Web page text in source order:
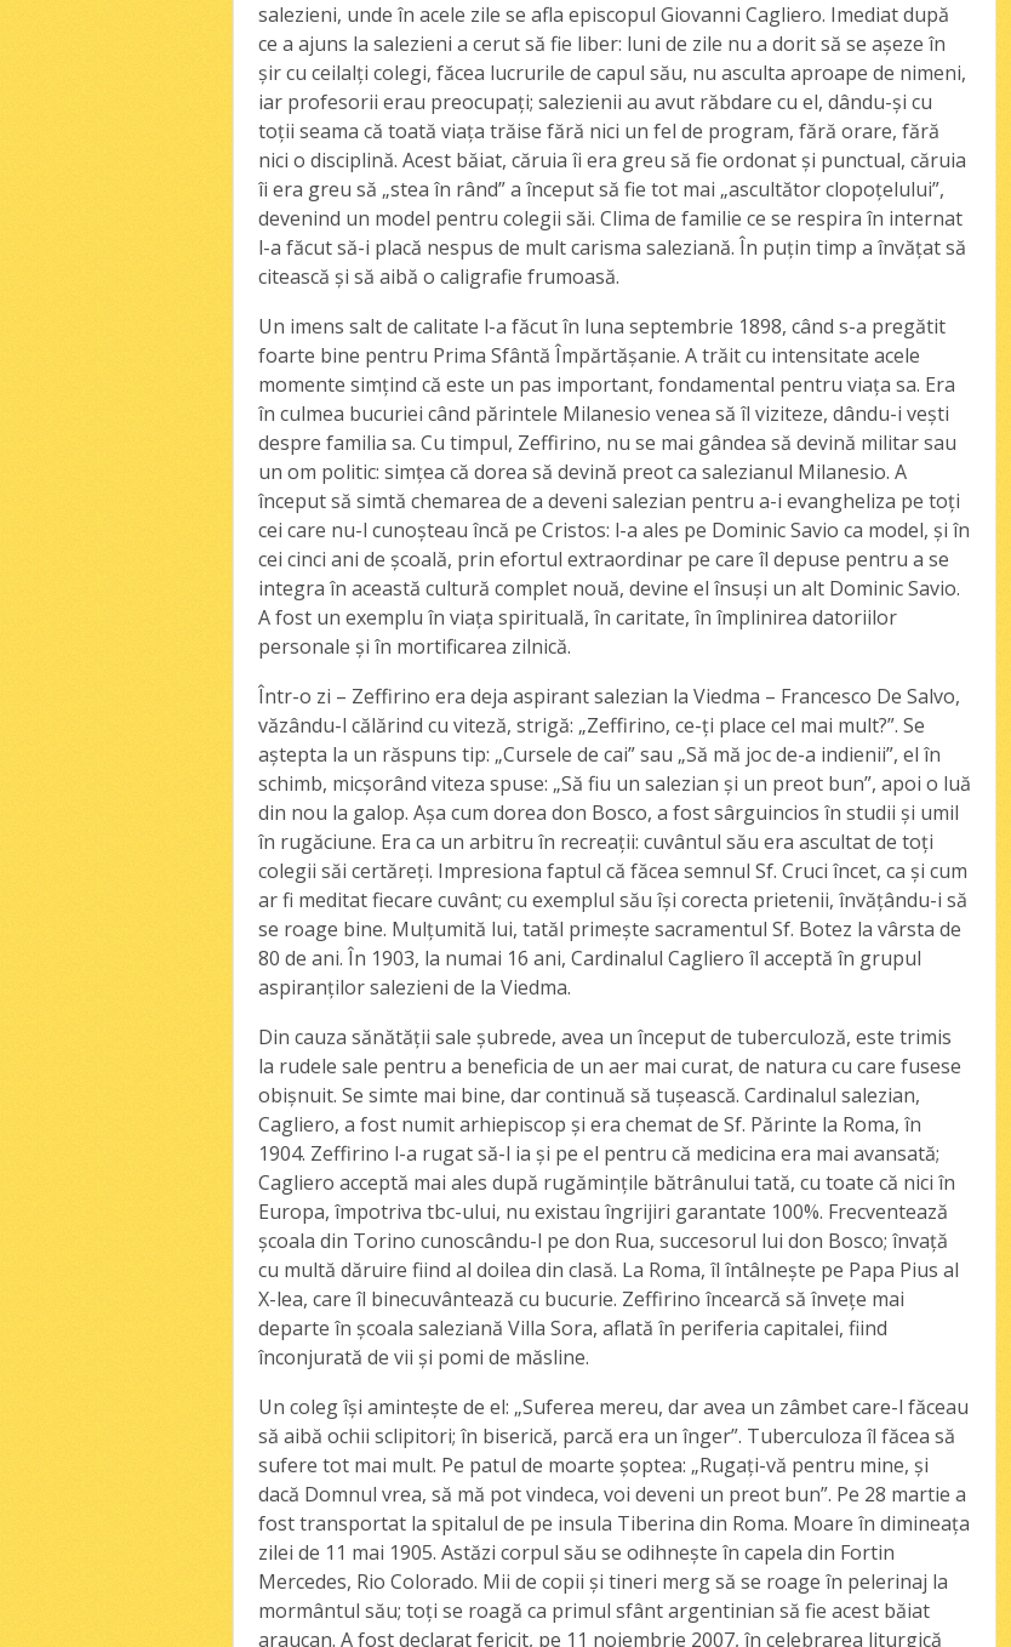
salezieni, unde în acele zile se afla episcopul Giovanni Cagliero. Imediat după
ce a ajuns la salezieni a cerut să fie liber: luni de zile nu a dorit să se aşeze în
şir cu ceilalţi colegi, făcea lucrurile de capul său, nu asculta aproape de nimeni,
iar profesorii erau preocupaţi; salezienii au avut răbdare cu el, dându-şi cu
toţii seama că toată viaţa trăise fără nici un fel de program, fără orare, fără
nici o disciplină. Acest băiat, căruia îi era greu să fie ordonat şi punctual, căruia
îi era greu să „stea în rând” a început să fie tot mai „ascultător clopoţelului”,
devenind un model pentru colegii săi. Clima de familie ce se respira în internat
l-a făcut să-i placă nespus de mult carisma saleziană. În puţin timp a învăţat să
citească şi să aibă o caligrafie frumoasă.
Un imens salt de calitate l-a făcut în luna septembrie 1898, când s-a pregătit
foarte bine pentru Prima Sfântă Împărtăşanie. A trăit cu intensitate acele
momente simţind că este un pas important, fondamental pentru viaţa sa. Era
în culmea bucuriei când părintele Milanesio venea să îl viziteze, dându-i veşti
despre familia sa. Cu timpul, Zeffirino, nu se mai gândea să devină militar sau
un om politic: simţea că dorea să devină preot ca salezianul Milanesio. A
început să simtă chemarea de a deveni salezian pentru a-i evangheliza pe toţi
cei care nu-l cunoşteau încă pe Cristos: l-a ales pe Dominic Savio ca model, şi în
cei cinci ani de şcoală, prin efortul extraordinar pe care îl depuse pentru a se
integra în această cultură complet nouă, devine el însuşi un alt Dominic Savio.
A fost un exemplu în viaţa spirituală, în caritate, în împlinirea datoriilor
personale şi în mortificarea zilnică.
Într-o zi – Zeffirino era deja aspirant salezian la Viedma – Francesco De Salvo,
văzându-l călărind cu viteză, strigă: „Zeffirino, ce-ţi place cel mai mult?”. Se
aştepta la un răspuns tip: „Cursele de cai” sau „Să mă joc de-a indienii”, el în
schimb, micşorând viteza spuse: „Să fiu un salezian şi un preot bun”, apoi o luă
din nou la galop. Aşa cum dorea don Bosco, a fost sârguincios în studii şi umil
în rugăciune. Era ca un arbitru în recreaţii: cuvântul său era ascultat de toţi
colegii săi certăreţi. Impresiona faptul că făcea semnul Sf. Cruci încet, ca şi cum
ar fi meditat fiecare cuvânt; cu exemplul său îşi corecta prietenii, învăţându-i să
se roage bine. Mulţumită lui, tatăl primeşte sacramentul Sf. Botez la vârsta de
80 de ani. În 1903, la numai 16 ani, Cardinalul Cagliero îl acceptă în grupul
aspiranţilor salezieni de la Viedma.
Din cauza sănătăţii sale şubrede, avea un început de tuberculoză, este trimis
la rudele sale pentru a beneficia de un aer mai curat, de natura cu care fusese
obişnuit. Se simte mai bine, dar continuă să tuşească. Cardinalul salezian,
Cagliero, a fost numit arhiepiscop şi era chemat de Sf. Părinte la Roma, în
1904. Zeffirino l-a rugat să-l ia şi pe el pentru că medicina era mai avansată;
Cagliero acceptă mai ales după rugăminţile bătrânului tată, cu toate că nici în
Europa, împotriva tbc-ului, nu existau îngrijiri garantate 100%. Frecventează
şcoala din Torino cunoscându-l pe don Rua, succesorul lui don Bosco; învaţă
cu multă dăruire fiind al doilea din clasă. La Roma, îl întâlneşte pe Papa Pius al
X-lea, care îl binecuvântează cu bucurie. Zeffirino încearcă să înveţe mai
departe în şcoala saleziană Villa Sora, aflată în periferia capitalei, fiind
înconjurată de vii şi pomi de măsline.
Un coleg îşi aminteşte de el: „Suferea mereu, dar avea un zâmbet care-l făceau
să aibă ochii sclipitori; în biserică, parcă era un înger”. Tuberculoza îl făcea să
sufere tot mai mult. Pe patul de moarte şoptea: „Rugaţi-vă pentru mine, şi
dacă Domnul vrea, să mă pot vindeca, voi deveni un preot bun”. Pe 28 martie a
fost transportat la spitalul de pe insula Tiberina din Roma. Moare în dimineaţa
zilei de 11 mai 1905. Astăzi corpul său se odihneşte în capela din Fortin
Mercedes, Rio Colorado. Mii de copii şi tineri merg să se roage în pelerinaj la
mormântul său; toţi se roagă ca primul sfânt argentinian să fie acest băiat
araucan. A fost declarat fericit, pe 11 noiembrie 2007, în celebrarea liturgică